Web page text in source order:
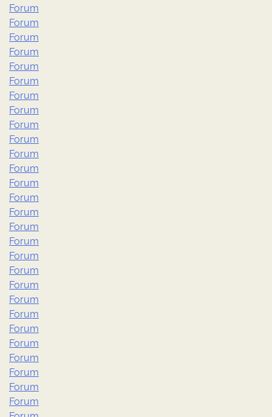
Forum
Forum
Forum
Forum
Forum
Forum
Forum
Forum
Forum
Forum
Forum
Forum
Forum
Forum
Forum
Forum
Forum
Forum
Forum
Forum
Forum
Forum
Forum
Forum
Forum
Forum
Forum
Forum